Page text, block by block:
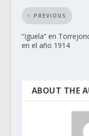
PREVIOUS
“Iguela” en
en el año 1914
ABOUT THE